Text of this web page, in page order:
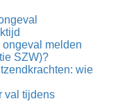
melden
SZW)?
wie
val tijdens